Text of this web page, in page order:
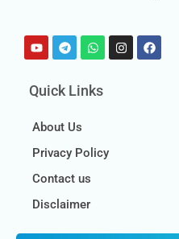
Quick Links
About Us
Privacy Policy
Contact us
Disclaimer